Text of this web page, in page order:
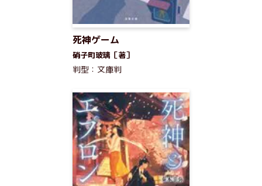
死神ゲーム
硝子町玻璃［著］
判型：文庫判